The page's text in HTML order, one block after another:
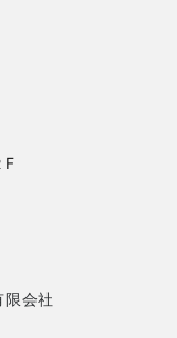
F
限会社